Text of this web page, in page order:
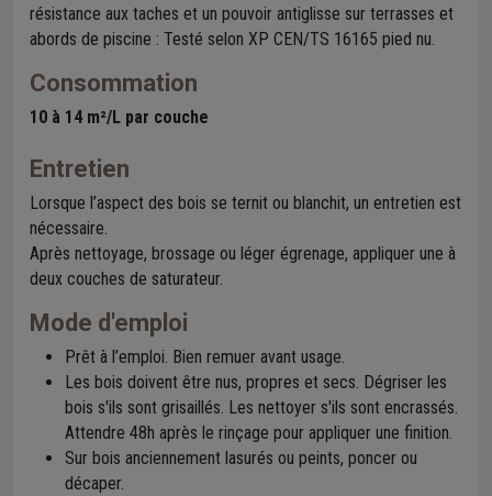
résistance aux taches et un pouvoir antiglisse sur terrasses et
abords de piscine : Testé selon XP CEN/TS 16165 pied nu.
Consommation
10 à 14 m²/L par couche
Entretien
Lorsque l’aspect des bois se ternit ou blanchit, un entretien est
nécessaire.
Après nettoyage, brossage ou léger égrenage, appliquer une à
deux couches de saturateur.
Mode d'emploi
Prêt à l’emploi. Bien remuer avant usage.
Les bois doivent être nus, propres et secs. Dégriser les
bois s'ils sont grisaillés. Les nettoyer s'ils sont encrassés.
Attendre 48h après le rinçage pour appliquer une finition.
Sur bois anciennement lasurés ou peints, poncer ou
décaper.